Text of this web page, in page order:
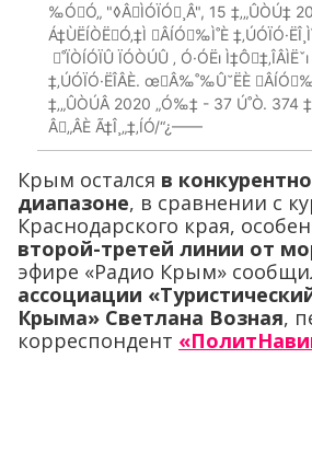
‰ÓÓ„ "◊ÂÌÓÏÓ¸Â", 15 ‡‚„ÛÒÚ‡
Á‡ÙËÍÒËÓ‚‡Ì ÂÍÓ‰Ì˚È
˚ÏÒÍÓÏÛ ÏÓÒÚÛ ‚ Ó·ÓËı
‡‚ÚÓÏÓ·ËÎÂÈ. œÂ‰˚‰Û˘ËÈ ÂÍÓ‰
‡‚„ÛÒÚÂ 2020 „Ó‰‡ - 37 Ú˚Ò. 374
Â„ÂÈ Ã‡Î¸„‡‚ÍÓ/“¿——
Крым остался в
диапазоне, в сравнении с
Краснодарского края,
второй-третей линии от
эфире «Радио Крым»
ассоциации
Крыма» Светлана Возная,
корреспондент